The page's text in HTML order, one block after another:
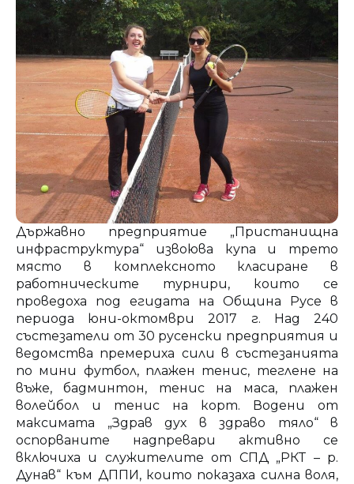
Държавно предприятие „Пристанищна
инфраструктура“ извоюва купа и трето
място в комплексното класиране в
работническите турнири, които се
проведоха под егидата на Община Русе в
периода юни-октомври 2017 г. Над 240
състезатели от 30 русенски предприятия и
ведомства премериха сили в състезанията
по мини футбол, плажен тенис, теглене на
въже, бадминтон, тенис на маса, плажен
волейбол и тенис на корт. Водени от
максимата „Здрав дух в здраво тяло“ в
оспорваните надпревари активно се
включиха и служителите от СПД „РКТ – р.
Дунав“ към ДППИ, които показаха силна воля,